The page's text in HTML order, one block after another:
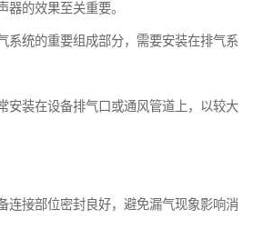
器的效果至关重要。
系统的重要组成部分，需要安装在排气系
安装在设备排气口或通风管道上，以较大
连接部位密封良好，避免漏气现象影响消